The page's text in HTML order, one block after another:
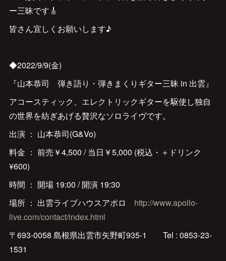
ー三昧です🎸
皆さん宜しくお願いします♪
◆2022/9/9(金)
『山本恭司 弾き語り・弾きまくりギター三昧 in 出雲』
アコースティック、エレクトリックギターを駆使し独自
の世界を紡ぎあげる贅沢なソロライヴです。
出演 ： 山本恭司(G&Vo)
料金 ： 前売￥4,500 / 当日￥5,000 (税込・＋ドリンク
¥600)
時間 ： 開場 19:00 / 開演 19:30
場所 ： 出雲ライブハウスアポロ http://www.apollo-
live.com/contact/index.html
〒693-0058 島根県出雲市矢野町935-1 Tel : 0853-23-
1531